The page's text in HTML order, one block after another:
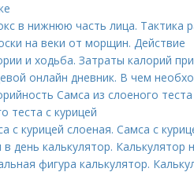
в нижнюю часть лица. Тактика
на веки от морщин. Действие
и ходьба. Затраты калорий
онлайн дневник. В чем
Самса из слоеного
теста с курицей
с курицей слоеная. Самса с
в день калькулятор.
фигура калькулятор.